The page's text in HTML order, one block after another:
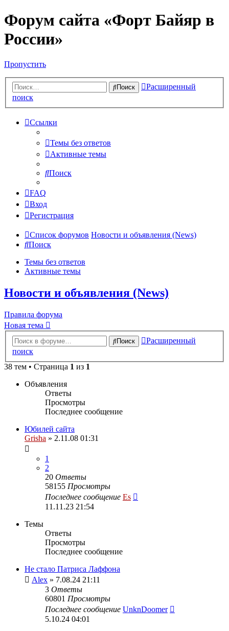
Форум сайта «Форт Байяр в
России»
Пропустить
Поиск
Расширенный
поиск
Ссылки
Темы без ответов
Активные темы
Поиск
FAQ
Вход
Регистрация
Список форумов Новости и объявления (News)
Поиск
Темы без ответов
Активные темы
Новости и объявления (News)
Правила форума
Новая тема
Поиск
Расширенный
поиск
38 тем • Страница 1 из 1
Объявления
Ответы
Просмотры
Последнее сообщение
Юбилей сайта
Grisha » 2.11.08 01:31
1
2
20 Ответы
58155 Просмотры
Последнее сообщение Es
11.11.23 21:54
Темы
Ответы
Просмотры
Последнее сообщение
Не стало Патриса Лаффона
Alex » 7.08.24 21:11
3 Ответы
60801 Просмотры
Последнее сообщение UnknDoomer
5.10.24 04:01